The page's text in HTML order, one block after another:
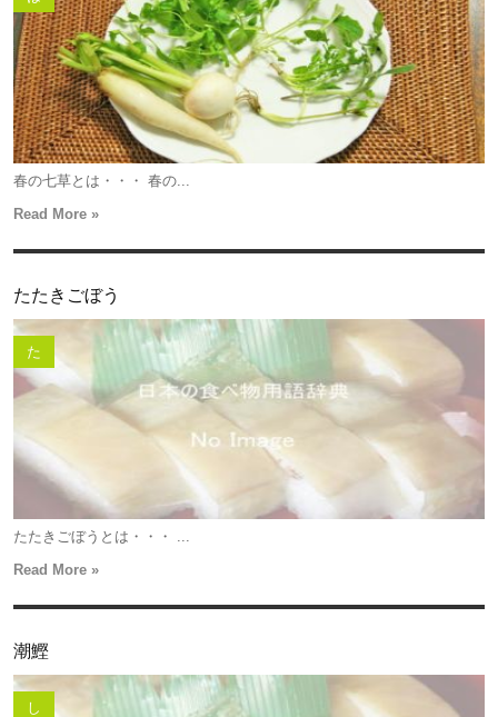
春の七草とは・・・ 春の...
Read More »
たたきごぼう
た
たたきごぼうとは・・・ ...
Read More »
潮鰹
し